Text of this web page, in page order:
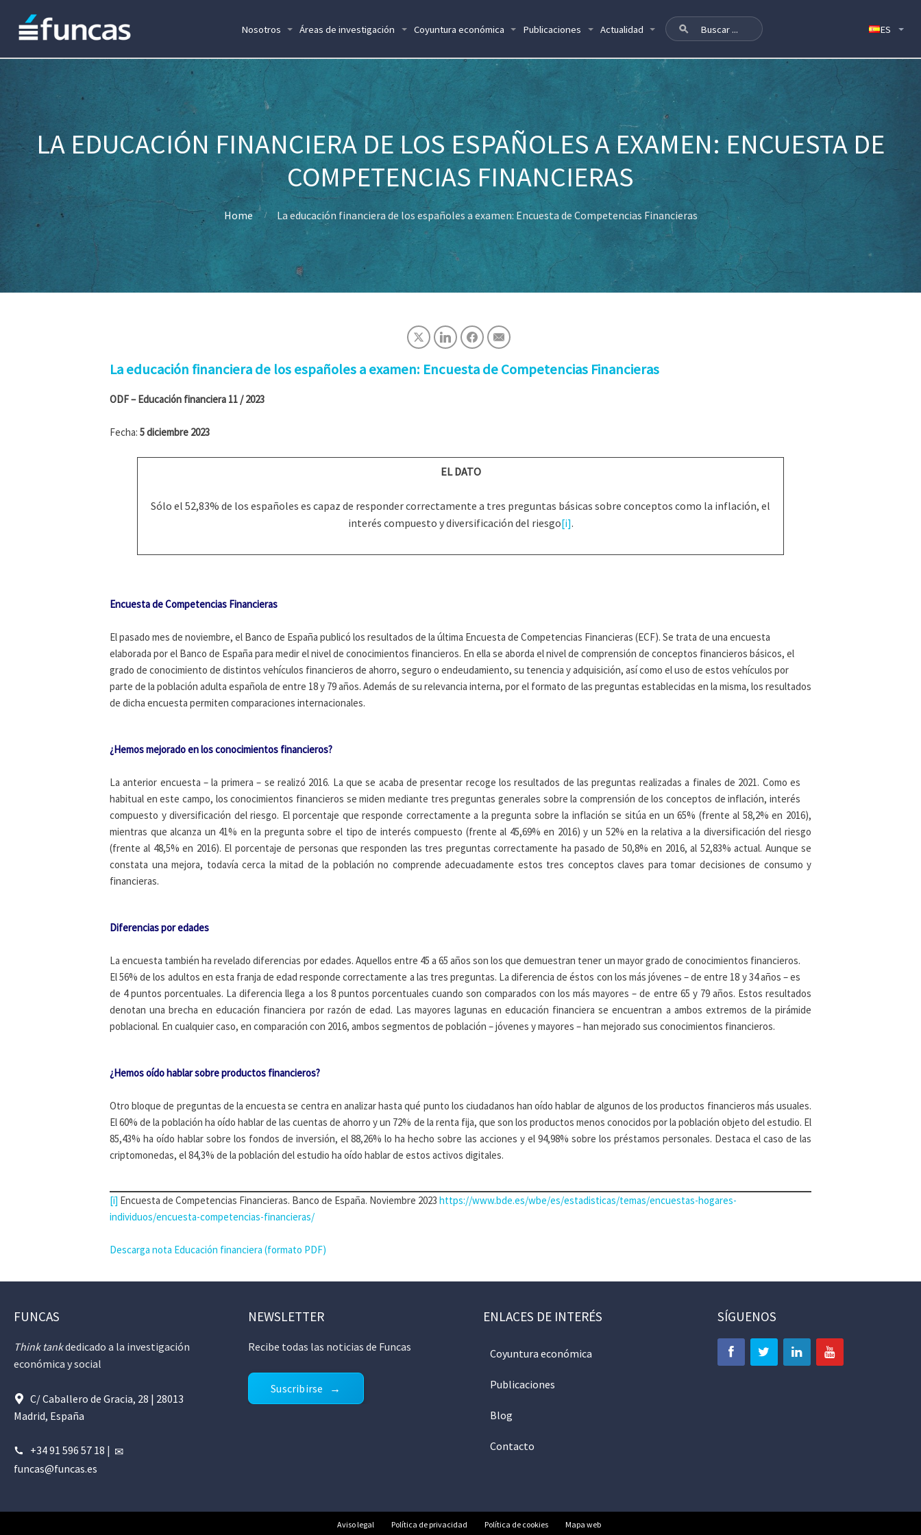
Nosotros Áreas de investigación Coyuntura económica Publicaciones Actualidad
LA EDUCACIÓN FINANCIERA DE LOS ESPAÑOLES A EXAMEN: ENCUESTA DE
COMPETENCIAS FINANCIERAS
Home La educación financiera de los españoles a examen: Encuesta de Competencias Financieras
La educación financiera de los españoles a examen: Encuesta de Competencias Financieras
ODF – Educación financiera 11 / 2023
Fecha: 5 diciembre 2023
EL DATO
Sólo el 52,83% de los españoles es capaz de responder correctamente a tres preguntas básicas sobre conceptos como la inflación, el
interés compuesto y diversificación del riesgo[i].
Encuesta de Competencias Financieras
El pasado mes de noviembre, el Banco de España publicó los resultados de la última Encuesta de Competencias Financieras (ECF). Se trata de una encuesta
elaborada por el Banco de España para medir el nivel de conocimientos financieros. En ella se aborda el nivel de comprensión de conceptos financieros básicos, el
grado de conocimiento de distintos vehículos financieros de ahorro, seguro o endeudamiento, su tenencia y adquisición, así como el uso de estos vehículos por
parte de la población adulta española de entre 18 y 79 años. Además de su relevancia interna, por el formato de las preguntas establecidas en la misma, los resultados
de dicha encuesta permiten comparaciones internacionales.
¿Hemos mejorado en los conocimientos financieros?
La anterior encuesta – la primera – se realizó 2016. La que se acaba de presentar recoge los resultados de las preguntas realizadas a finales de 2021. Como es
habitual en este campo, los conocimientos financieros se miden mediante tres preguntas generales sobre la comprensión de los conceptos de inflación, interés
compuesto y diversificación del riesgo. El porcentaje que responde correctamente a la pregunta sobre la inflación se sitúa en un 65% (frente al 58,2% en 2016),
mientras que alcanza un 41% en la pregunta sobre el tipo de interés compuesto (frente al 45,69% en 2016) y un 52% en la relativa a la diversificación del riesgo
(frente al 48,5% en 2016). El porcentaje de personas que responden las tres preguntas correctamente ha pasado de 50,8% en 2016, al 52,83% actual. Aunque se
constata una mejora, todavía cerca la mitad de la población no comprende adecuadamente estos tres conceptos claves para tomar decisiones de consumo y
financieras.
Diferencias por edades
La encuesta también ha revelado diferencias por edades. Aquellos entre 45 a 65 años son los que demuestran tener un mayor grado de conocimientos financieros.
El 56% de los adultos en esta franja de edad responde correctamente a las tres preguntas. La diferencia de éstos con los más jóvenes – de entre 18 y 34 años – es
de 4 puntos porcentuales. La diferencia llega a los 8 puntos porcentuales cuando son comparados con los más mayores – de entre 65 y 79 años. Estos resultados
denotan una brecha en educación financiera por razón de edad. Las mayores lagunas en educación financiera se encuentran a ambos extremos de la pirámide
poblacional. En cualquier caso, en comparación con 2016, ambos segmentos de población – jóvenes y mayores – han mejorado sus conocimientos financieros.
¿Hemos oído hablar sobre productos financieros?
Otro bloque de preguntas de la encuesta se centra en analizar hasta qué punto los ciudadanos han oído hablar de algunos de los productos financieros más usuales.
El 60% de la población ha oído hablar de las cuentas de ahorro y un 72% de la renta fija, que son los productos menos conocidos por la población objeto del estudio. El
85,43% ha oído hablar sobre los fondos de inversión, el 88,26% lo ha hecho sobre las acciones y el 94,98% sobre los préstamos personales. Destaca el caso de las
criptomonedas, el 84,3% de la población del estudio ha oído hablar de estos activos digitales.
[i] Encuesta de Competencias Financieras. Banco de España. Noviembre 2023 https://www.bde.es/wbe/es/estadisticas/temas/encuestas-hogares-
individuos/encuesta-competencias-financieras/
Descarga nota Educación financiera (formato PDF)
FUNCAS
Think tankdedicado a la investigación
económica y social
C/ Caballero de Gracia, 28 | 28013
Madrid, España
+34 91 596 57 18 |
funcas@funcas.es
NEWSLETTER
Recibe todas las noticias de Funcas
Suscribirse
ENLACES DE INTERÉS
Coyuntura económica
Publicaciones
Blog
Contacto
SÍGUENOS
Aviso legal Política de privacidad Política de cookies Mapa web